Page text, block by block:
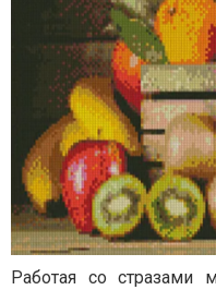
Работая со стразами